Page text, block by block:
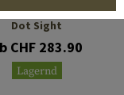
1x28 FSR Red
Dot Sight
CHF 283.90
Lagernd